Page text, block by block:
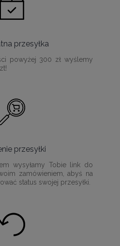
przesyłka
powyżej 300 zł wyślemy
przesyłki
wysyłamy Tobie link do
zamówieniem, abyś na
status swojej przesyłki.